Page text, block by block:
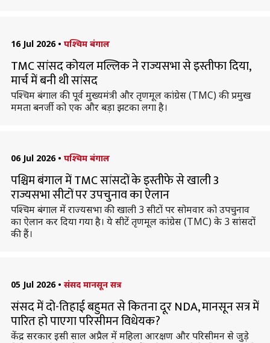
16 Jul 2026 • पश्चिम बंगाल
TMC सांसद कोयल मल्लिक ने राज्यसभा से इस्तीफा दिया,
मार्च में बनी थी सांसद
पश्चिम बंगाल की पूर्व मुख्यमंत्री और तृणमूल कांग्रेस (TMC) की प्रमुख
ममता बनर्जी को एक और बड़ा झटका लगा है।
06 Jul 2026 • पश्चिम बंगाल
पश्चिम बंगाल में TMC सांसदों के इस्तीफे से खाली 3
राज्यसभा सीटों पर उपचुनाव का ऐलान
पश्चिम बंगाल में राज्यसभा की खाली 3 सीटों पर सोमवार को उपचुनाव
का ऐलान कर दिया गया है। ये सीटें तृणमूल कांग्रेस (TMC) के 3 सांसदों
की हैं।
05 Jul 2026 • संसद मानसून सत्र
संसद में दो-तिहाई बहुमत से कितना दूर NDA, मानसून सत्र में
पारित हो पाएगा परिसीमन विधेयक?
केंद्र सरकार इसी साल अप्रैल में महिला आरक्षण और परिसीमन से जुड़े